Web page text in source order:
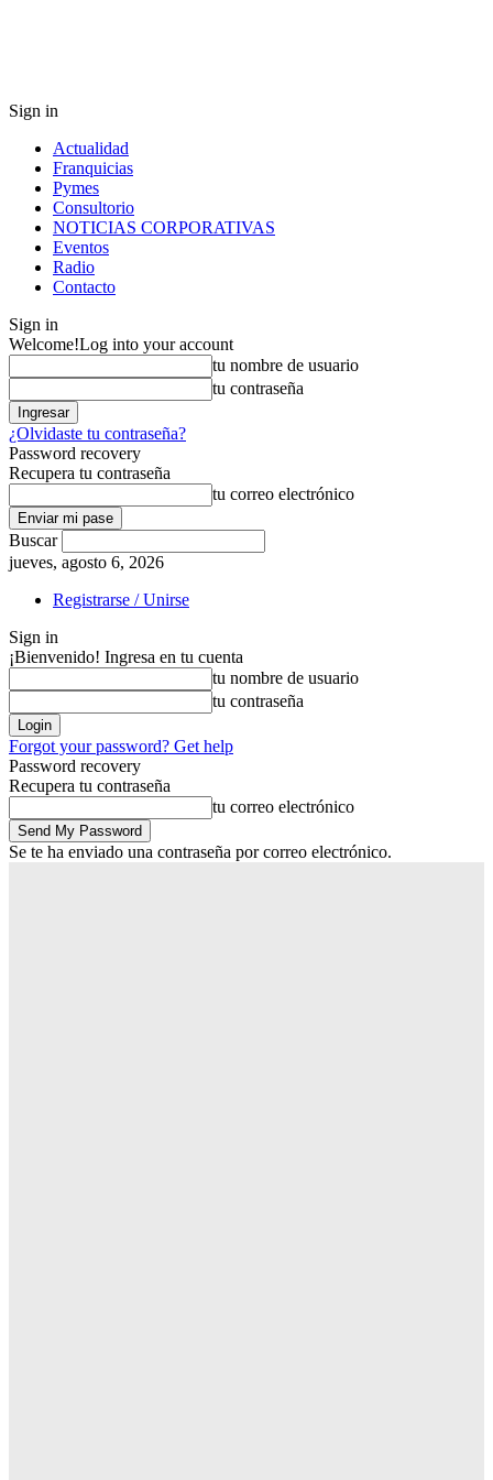
Sign in
Actualidad
Franquicias
Pymes
Consultorio
NOTICIAS CORPORATIVAS
Eventos
Radio
Contacto
Sign in
Welcome!Log into your account
tu nombre de usuario
tu contraseña
¿Olvidaste tu contraseña?
Password recovery
Recupera tu contraseña
tu correo electrónico
Buscar
jueves, agosto 6, 2026
Registrarse / Unirse
Sign in
¡Bienvenido! Ingresa en tu cuenta
tu nombre de usuario
tu contraseña
Forgot your password? Get help
Password recovery
Recupera tu contraseña
tu correo electrónico
Se te ha enviado una contraseña por correo electrónico.